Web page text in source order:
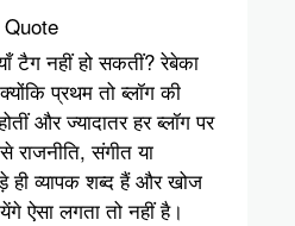
टैग नहीं हो सकतीं? रेबेका
प्रथम तो ब्लॉग की
और ज्यादातर हर ब्लॉग पर
राजनीति, संगीत या
व्यापक शब्द हैं और खोज
ऐसा लगता तो नहीं है।